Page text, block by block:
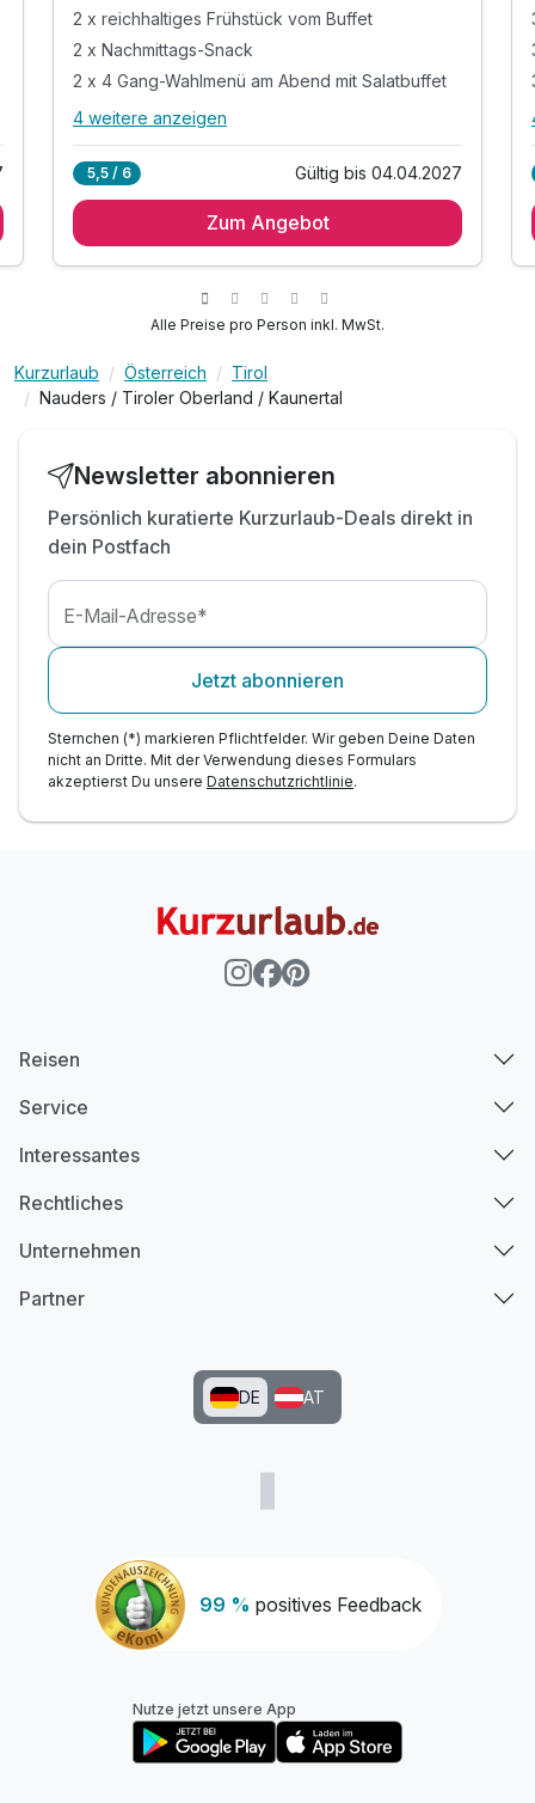
2 x reichhaltiges Frühstück vom Buffet
2 x Nachmittags-Snack
2 x 4 Gang-Wahlmenü am Abend mit Salatbuffet
Alle Inklusivleistungen
2 x reichhaltiges Frühstück vom Buffet
inkl. Leih-Badetasche mit Bademantel & -tuch
inkl. Nutzung des Kindererlebnis-Badbereich
inkl. Nutzung des Kinderspielbereich
4 weitere anzeigen
5,5 / 6 Gültig bis 04.04.2027
Zum Angebot
Alle Preise pro Person inkl. MwSt.
Kurzurlaub Österreich
Tirol
Nauders / Tiroler Oberland / Kaunertal
Newsletter abonnieren
Persönlich kuratierte Kurzurlaub-Deals direkt in
dein Postfach
E-Mail-Adresse*
Jetzt abonnieren
Sternchen (*) markieren Pflichtfelder. Wir geben Deine Daten
nicht an Dritte. Mit der Verwendung dieses Formulars
akzeptierst Du unsere Datenschutzrichtlinie.
99 % positives Feedback
Reisen
Service
Interessantes
Rechtliches
Unternehmen
Partner
DE AT
Nutze jetzt unsere App